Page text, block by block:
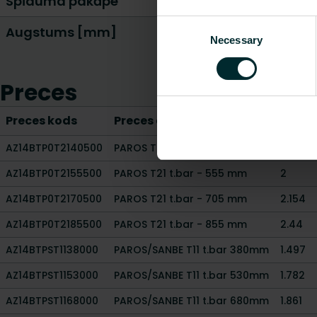
Necessary
Augstums [mm]
Preces
Preces kods Preces apraksts
AZ14BTP0T2140500 PAROS T21 t.bar - 405 mm
AZ14BTP0T2155500
PAROS T21 t.bar - 555 mm 2
AZ14BTP0T2170500
PAROS T21 t.bar - 705 mm 2.154
AZ14BTP0T2185500
PAROS T21 t.bar - 855 mm 2.44
AZ14BTPST1138000
PAROS/SANBE T11 t.bar 380mm 1.497
AZ14BTPST1153000
PAROS/SANBE T11 t.bar 530mm 1.782
AZ14BTPST1168000
PAROS/SANBE T11 t.bar 680mm 1.861